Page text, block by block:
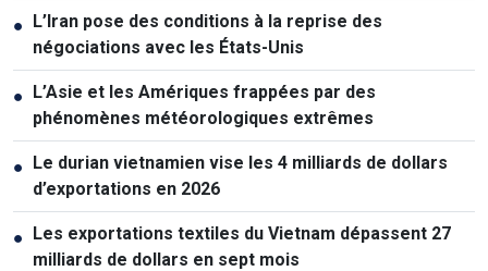
● L’Iran pose des conditions à la reprise des
négociations avec les États-Unis
● L’Asie et les Amériques frappées par des
phénomènes météorologiques extrêmes
● Le durian vietnamien vise les 4 milliards de dollars
d’exportations en 2026
● Les exportations textiles du Vietnam dépassent 27
milliards de dollars en sept mois